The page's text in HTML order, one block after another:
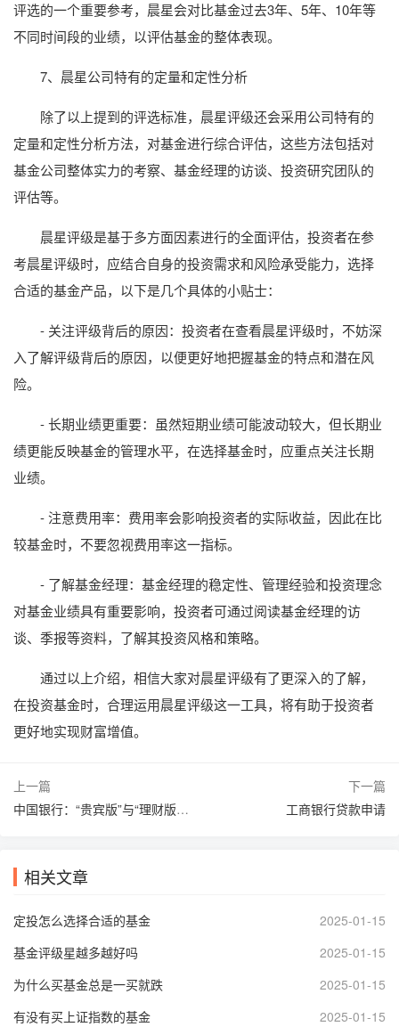
评选的一个重要参考，晨星会对比基金过去3年、5年、10年等
不同时间段的业绩，以评估基金的整体表现。
7、晨星公司特有的定量和定性分析
除了以上提到的评选标准，晨星评级还会采用公司特有的
定量和定性分析方法，对基金进行综合评估，这些方法包括对
基金公司整体实力的考察、基金经理的访谈、投资研究团队的
评估等。
晨星评级是基于多方面因素进行的全面评估，投资者在参
考晨星评级时，应结合自身的投资需求和风险承受能力，选择
合适的基金产品，以下是几个具体的小贴士：
- 关注评级背后的原因：投资者在查看晨星评级时，不妨深
入了解评级背后的原因，以便更好地把握基金的特点和潜在风
险。
- 长期业绩更重要：虽然短期业绩可能波动较大，但长期业
绩更能反映基金的管理水平，在选择基金时，应重点关注长期
业绩。
- 注意费用率：费用率会影响投资者的实际收益，因此在比
较基金时，不要忽视费用率这一指标。
- 了解基金经理：基金经理的稳定性、管理经验和投资理念
对基金业绩具有重要影响，投资者可通过阅读基金经理的访
谈、季报等资料，了解其投资风格和策略。
通过以上介绍，相信大家对晨星评级有了更深入的了解，
在投资基金时，合理运用晨星评级这一工具，将有助于投资者
更好地实现财富增值。
上一篇
中国银行：“贵宾版”与“理财版”有什么不一样
下一篇
工商银行贷款申请
相关文章
定投怎么选择合适的基金
2025-01-15
基金评级星越多越好吗
2025-01-15
为什么买基金总是一买就跌
2025-01-15
有没有买上证指数的基金
2025-01-15